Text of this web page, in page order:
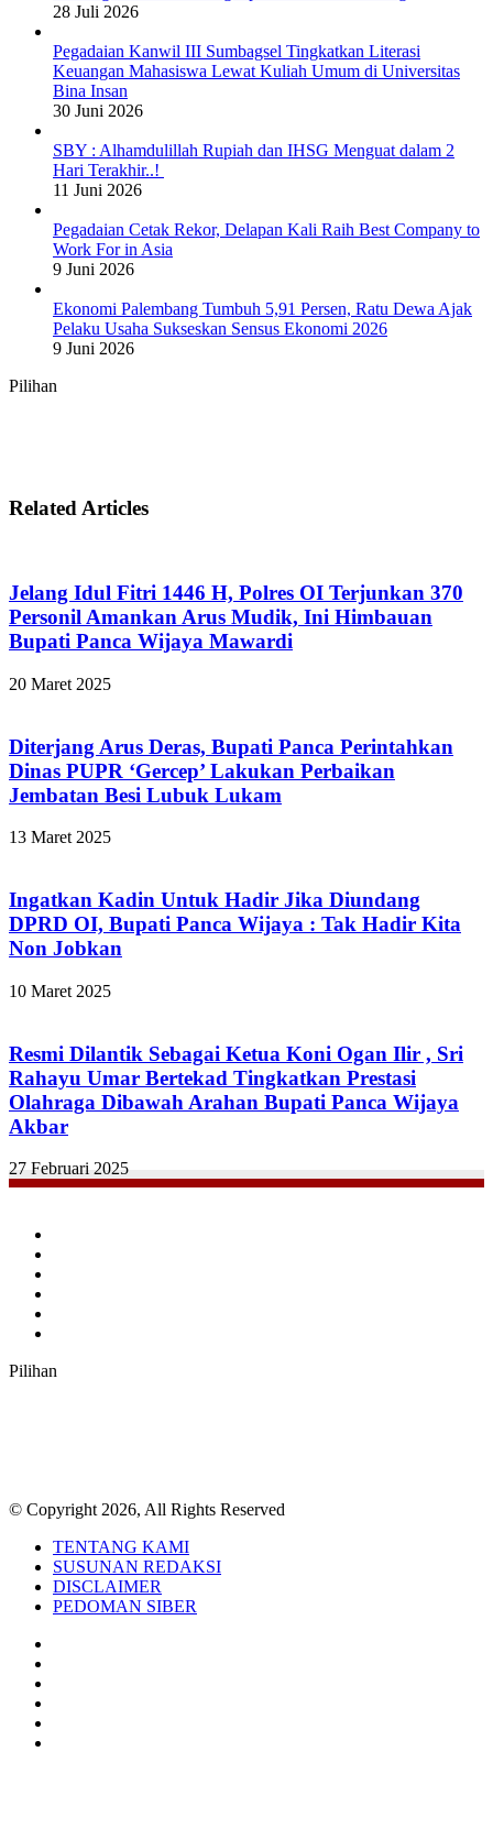
28 Juli 2026
Pegadaian Kanwil III Sumbagsel Tingkatkan Literasi
Keuangan Mahasiswa Lewat Kuliah Umum di Universitas
Bina Insan
30 Juni 2026
SBY : Alhamdulillah Rupiah dan IHSG Menguat dalam 2
Hari Terakhir..!
11 Juni 2026
Pegadaian Cetak Rekor, Delapan Kali Raih Best Company to
Work For in Asia
9 Juni 2026
Ekonomi Palembang Tumbuh 5,91 Persen, Ratu Dewa Ajak
Pelaku Usaha Sukseskan Sensus Ekonomi 2026
9 Juni 2026
Pilihan
Related Articles
Jelang Idul Fitri 1446 H, Polres OI Terjunkan 370
Personil Amankan Arus Mudik, Ini Himbauan
Bupati Panca Wijaya Mawardi
20 Maret 2025
Diterjang Arus Deras, Bupati Panca Perintahkan
Dinas PUPR ‘Gercep’ Lakukan Perbaikan
Jembatan Besi Lubuk Lukam
13 Maret 2025
Ingatkan Kadin Untuk Hadir Jika Diundang
DPRD OI, Bupati Panca Wijaya : Tak Hadir Kita
Non Jobkan
10 Maret 2025
Resmi Dilantik Sebagai Ketua Koni Ogan Ilir , Sri
Rahayu Umar Bertekad Tingkatkan Prestasi
Olahraga Dibawah Arahan Bupati Panca Wijaya
Akbar
27 Februari 2025
Pilihan
© Copyright 2026, All Rights Reserved
TENTANG KAMI
SUSUNAN REDAKSI
DISCLAIMER
PEDOMAN SIBER